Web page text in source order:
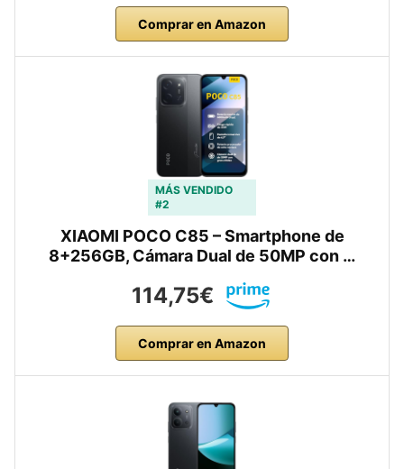
Comprar en Amazon
MÁS VENDIDO
#2
XIAOMI POCO C85 – Smartphone de
8+256GB, Cámara Dual de 50MP con …
114,75€
Comprar en Amazon